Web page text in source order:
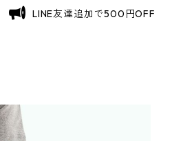
LINE友達追加で500円OFF